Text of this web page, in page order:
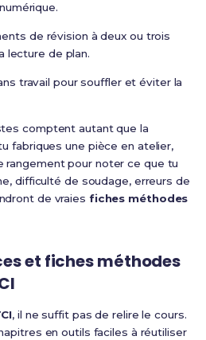
de révision à deux ou trois
lecture de plan.
travail pour souffler et éviter la
comptent autant que la
fabriques une pièce en atelier,
rangement pour noter ce que tu
difficulté de soudage, erreurs de
de vraies fiches méthodes
et fiches méthodes
, il ne suffit pas de relire le cours.
en outils faciles à réutiliser